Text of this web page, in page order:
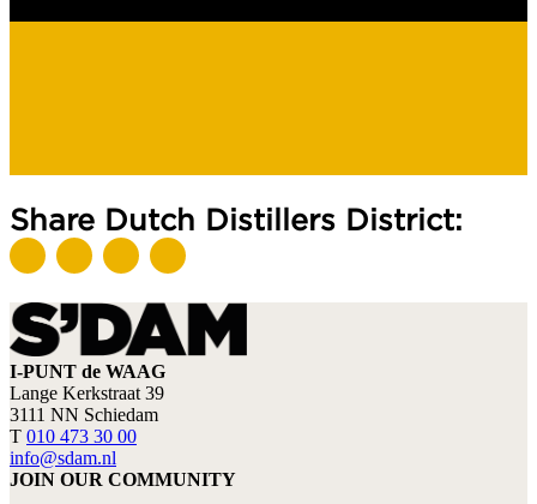
Share Dutch Distillers District:
I-PUNT de WAAG
Lange Kerkstraat 39
3111 NN Schiedam
T 010 473 30 00
info@sdam.nl
JOIN OUR COMMUNITY